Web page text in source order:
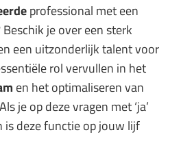
professional met een
Beschik je over een sterk
een uitzonderlijk talent voor
rol vervullen in het
en het optimaliseren van
je op deze vragen met ‘ja’
deze functie op jouw lijf